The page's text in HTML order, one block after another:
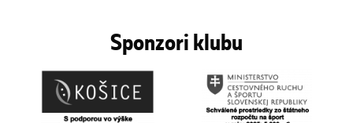
Sponzori klubu